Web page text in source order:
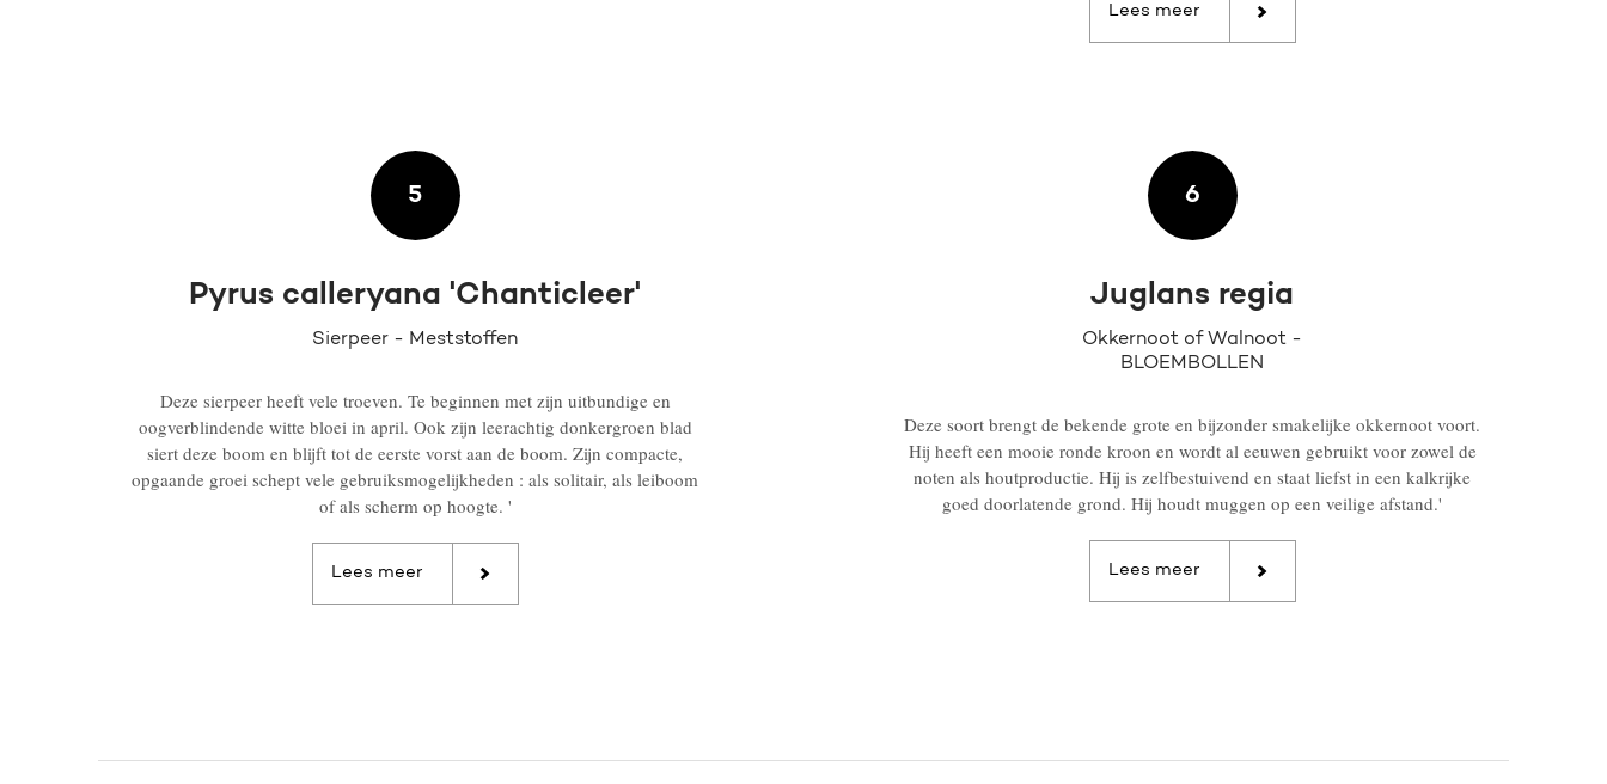
Lees meer
5
Pyrus calleryana 'Chanticleer'
Sierpeer - Meststoffen
Deze sierpeer heeft vele troeven. Te beginnen met zijn uitbundige en
oogverblindende witte bloei in april. Ook zijn leerachtig donkergroen blad
siert deze boom en blijft tot de eerste vorst aan de boom. Zijn compacte,
opgaande groei schept vele gebruiksmogelijkheden : als solitair, als leiboom
of als scherm op hoogte. '
Lees meer
6
Juglans regia
Okkernoot of Walnoot -
BLOEMBOLLEN
Deze soort brengt de bekende grote en bijzonder smakelijke okkernoot voort.
Hij heeft een mooie ronde kroon en wordt al eeuwen gebruikt voor zowel de
noten als houtproductie. Hij is zelfbestuivend en staat liefst in een kalkrijke
goed doorlatende grond. Hij houdt muggen op een veilige afstand.'
Lees meer